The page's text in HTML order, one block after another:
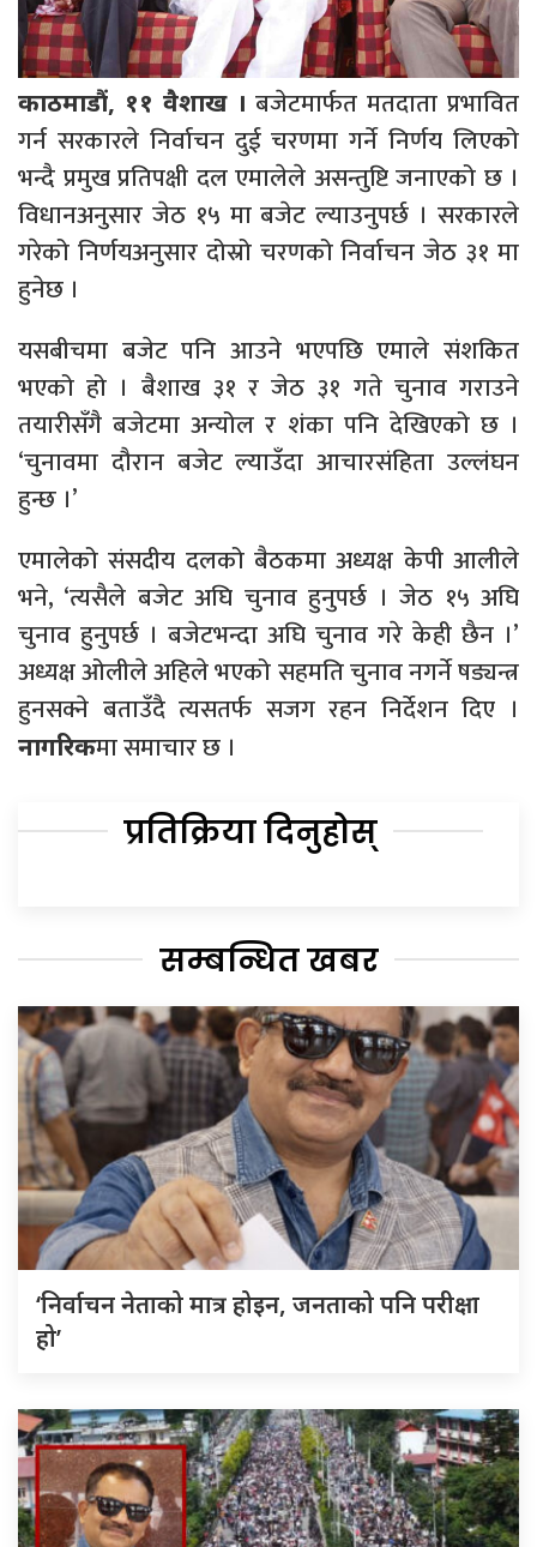
काठमाडौं, ११ वैशाख । बजेटमार्फत मतदाता प्रभावित
गर्न सरकारले निर्वाचन दुई चरणमा गर्ने निर्णय लिएको
भन्दै प्रमुख प्रतिपक्षी दल एमालेले असन्तुष्टि जनाएको छ ।
विधानअनुसार जेठ १५ मा बजेट ल्याउनुपर्छ । सरकारले
गरेको निर्णयअनुसार दोस्रो चरणको निर्वाचन जेठ ३१ मा
हुनेछ ।
यसबीचमा बजेट पनि आउने भएपछि एमाले संशकित
भएको हो । बैशाख ३१ र जेठ ३१ गते चुनाव गराउने
तयारीसँगै बजेटमा अन्योल र शंका पनि देखिएको छ ।
‘चुनावमा दौरान बजेट ल्याउँदा आचारसंहिता उल्लंघन
हुन्छ ।’
एमालेको संसदीय दलको बैठकमा अध्यक्ष केपी आलीले
भने, ‘त्यसैले बजेट अघि चुनाव हुनुपर्छ । जेठ १५ अघि
चुनाव हुनुपर्छ । बजेटभन्दा अघि चुनाव गरे केही छैन ।’
अध्यक्ष ओलीले अहिले भएको सहमति चुनाव नगर्ने षड्यन्त्र
हुनसक्ने बताउँदै त्यसतर्फ सजग रहन निर्देशन दिए ।
नागरिकमा समाचार छ ।
प्रतिक्रिया दिनुहोस्
सम्बन्धित खबर
‘निर्वाचन नेताको मात्र होइन, जनताको पनि परीक्षा
हो’